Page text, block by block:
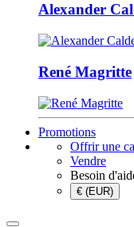
Alexander
René Magritte
Promotions
Offrir une
Vendre
Besoin
€ (EUR)